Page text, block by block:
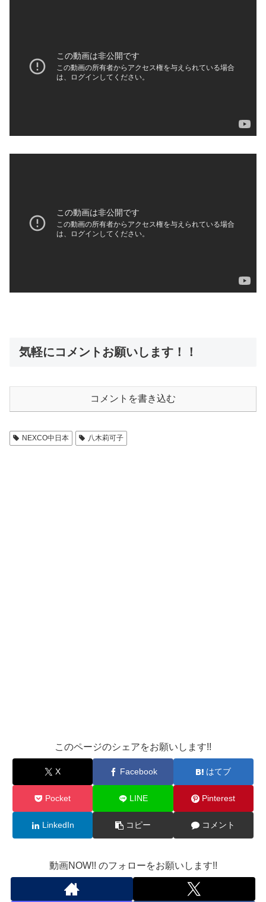
気軽にコメントお願いします！！
コメントを書き込む
NEXCO中日本 八木莉可子
このページのシェアをお願いします!!
X Facebook はてブ
Pocket LINE Pinterest
LinkedIn コピー コメント
動画NOW!! のフォローをお願いします!!